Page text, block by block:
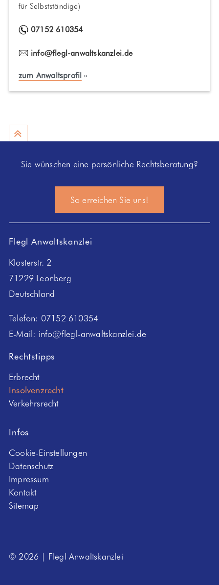
für Selbstständige)
07152 610354
info@flegl-anwaltskanzlei.de
zum Anwaltsprofil
Sie wünschen eine persönliche Rechtsberatung?
So erreichen Sie uns!
Flegl Anwaltskanzlei
Klosterstr. 2
71229 Leonberg
Deutschland
Telefon: 07152 610354
E-Mail: info@flegl-anwaltskanzlei.de
Rechtstipps
Erbrecht
Insolvenzrecht
Verkehrsrecht
Infos
Cookie-Einstellungen
Datenschutz
Impressum
Kontakt
Sitemap
© 2026 | Flegl Anwaltskanzlei